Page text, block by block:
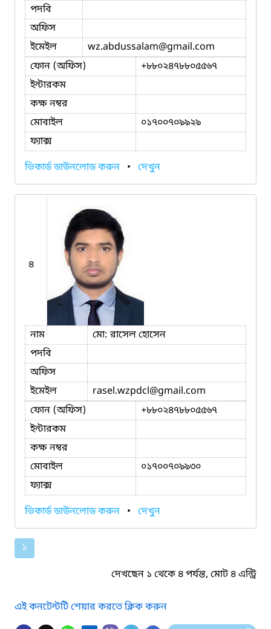
পদবি
অফিস
ইমেইল
wz.abdussalam@gmail.com
ফোন (অফিস)
+৮৮০২৪৭৮৮০৫৫৬৭
ইন্টারকম
কক্ষ নম্বর
মোবাইল
০১৭০০৭০৯৯২৯
ফ্যাক্স
ভিকার্ড ডাউনলোড করুন • দেখুন
৪
নাম
মো: রাসেল হোসেন
পদবি
অফিস
ইমেইল
rasel.wzpdcl@gmail.com
ফোন (অফিস)
+৮৮০২৪৭৮৮০৫৫৬৭
ইন্টারকম
কক্ষ নম্বর
মোবাইল
০১৭০০৭০৯৯৩০
ফ্যাক্স
ভিকার্ড ডাউনলোড করুন • দেখুন
১
দেখছেন ১ থেকে ৪ পর্যন্ত, মোট ৪ এন্ট্রি
এই কনটেন্টটি শেয়ার করতে ক্লিক করুন